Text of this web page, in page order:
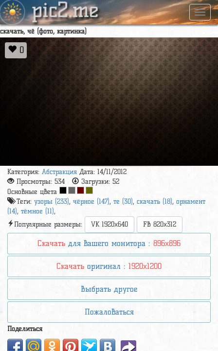
pic2.me
cкачать, чё (фото, картинка)
0
Категория: Абстракция Дата: 14/11/2012
Просмотры: 534 Загрузки: 52
Основные цвета
Теги: узоры (233), чёрное (147), те (30), cкачать (18), орнамент
(14), тёмное (11),
Популярные размеры:
VK 1920x640 FB 820x312
Скачать для вашего монитора : 896x896
Скачать оригинал : 1920x1200
Выбрать другое
Пожаловаться
Поделиться